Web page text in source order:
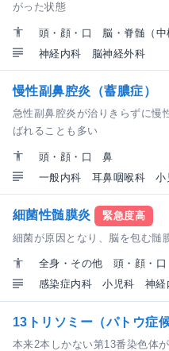
がった状態
頭・顔・口
脳・脊髄（中
神経内科
脳神経外科
慢性副鼻腔炎（蓄膿症）
急性副鼻腔炎が治りきらずに慢
ばれることも多い
頭・顔・口
鼻
一般内科
耳鼻咽喉科 小
細菌性髄膜炎
緊急度高
細菌が原因となり、脳を包む髄
全身・その他 頭・顔・口
感染症内科
小児科 神経
13トリソミー（パトウ症候
本来2本しかない第13番染色体